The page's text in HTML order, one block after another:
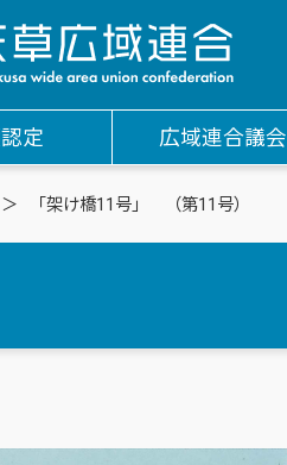
定 広域連合議会
「架け橋11号」 （第11号）